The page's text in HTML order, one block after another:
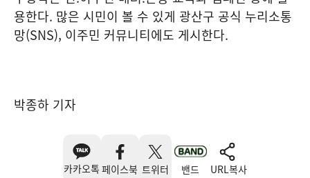
용한다. 많은 시민이 볼 수 있게 광산구 공식 누리소통
망(SNS), 이주민 커뮤니티에도 게시한다.
박종하 기자
카카오톡 페이스북 트위터 밴드 URL복사